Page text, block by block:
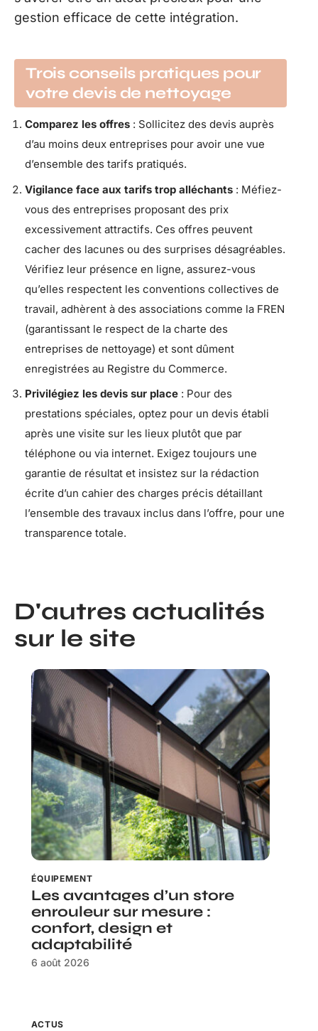
gestion efficace de cette intégration.
Trois conseils pratiques pour
votre devis de nettoyage
Comparez les offres : Sollicitez des devis auprès
d’au moins deux entreprises pour avoir une vue
d’ensemble des tarifs pratiqués.
Vigilance face aux tarifs trop alléchants : Méfiez-
vous des entreprises proposant des prix
excessivement attractifs. Ces offres peuvent
cacher des lacunes ou des surprises désagréables.
Vérifiez leur présence en ligne, assurez-vous
qu’elles respectent les conventions collectives de
travail, adhèrent à des associations comme la FREN
(garantissant le respect de la charte des
entreprises de nettoyage) et sont dûment
enregistrées au Registre du Commerce.
Privilégiez les devis sur place : Pour des
prestations spéciales, optez pour un devis établi
après une visite sur les lieux plutôt que par
téléphone ou via internet. Exigez toujours une
garantie de résultat et insistez sur la rédaction
écrite d’un cahier des charges précis détaillant
l’ensemble des travaux inclus dans l’offre, pour une
transparence totale.
D'autres actualités
sur le site
ÉQUIPEMENT
Les avantages d’un store
enrouleur sur mesure :
confort, design et
adaptabilité
6 août 2026
ACTUS